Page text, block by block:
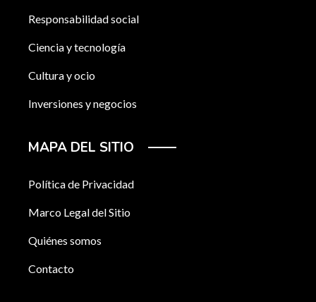
Responsabilidad social
Ciencia y tecnología
Cultura y ocio
Inversiones y negocios
MAPA DEL SITIO
Política de Privacidad
Marco Legal del Sitio
Quiénes somos
Contacto